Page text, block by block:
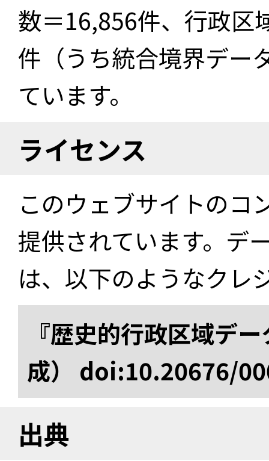
数＝16,856件、行政区
件（うち統合境界デー
ています。
ライセンス
このウェブサイトのコ
提供されています。デ
は、以下のようなクレ
『歴史的行政区域デ
成） doi:10.20676/
出典